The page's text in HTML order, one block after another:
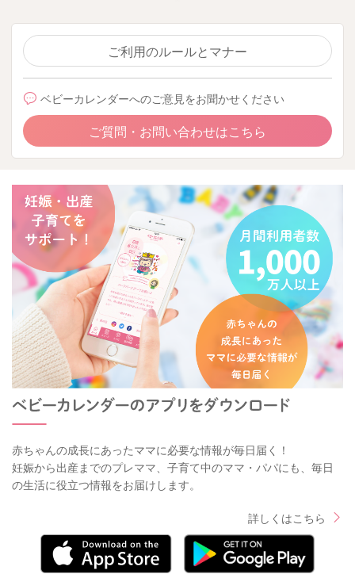
ご利用のルールとマナー
ベビーカレンダーへのご意見をお聞かせください
ご質問・お問い合わせはこちら
赤ちゃんの成長にあったママに必要な情報が毎日届く！
妊娠から出産までのプレママ、子育て中のママ・パパにも、毎日
の生活に役立つ情報をお届けします。
詳しくはこちら